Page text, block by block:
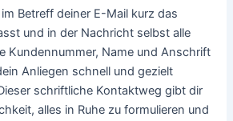
Betreff deiner E-Mail kurz das
und in der Nachricht selbst alle
Kundennummer, Name und Anschrift
Anliegen schnell und gezielt
schriftliche Kontaktweg gibt dir
alles in Ruhe zu formulieren und